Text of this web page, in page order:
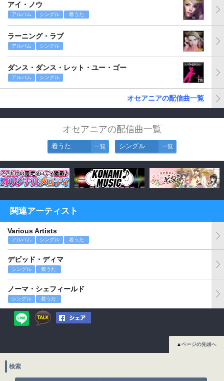
アイ・ノウ
アルバム シングル 着うた
ラーニング・ラブ
アルバム シングル
ダンス・ダンス・レット・ユー・ゴー
アルバム シングル
オセアニアの配信曲一覧
オセアニアの配信曲一覧
着うた 一覧 シングル 一覧
関連アーティスト
Various Artists
アルバム シングル 着うた
デビッド・ディマ
シングル 着うた
ノーマ・シェフィールド
シングル 着うた
▲ページの先頭へ
検索